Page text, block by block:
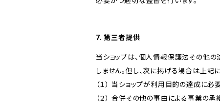
7. 第三者提供
当ショップは、個人情報保護法その他
しません。但し、次に掲げる場合は上
（１） 当ショップが利用目的の達成に
（２） 合併その他の事由による事業の